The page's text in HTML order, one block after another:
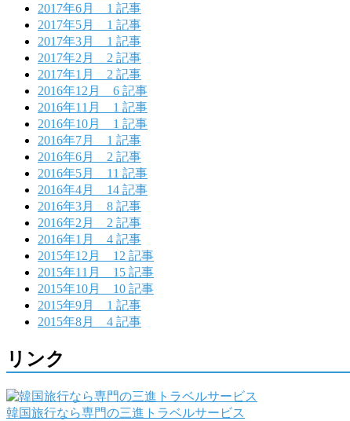
2017年6月 1 記事
2017年5月 1 記事
2017年3月 1 記事
2017年2月 2 記事
2017年1月 2 記事
2016年12月 6 記事
2016年11月 1 記事
2016年10月 1 記事
2016年7月 1 記事
2016年6月 2 記事
2016年5月 11 記事
2016年4月 14 記事
2016年3月 8 記事
2016年2月 2 記事
2016年1月 4 記事
2015年12月 12 記事
2015年11月 15 記事
2015年10月 10 記事
2015年9月 1 記事
2015年8月 4 記事
リンク
韓国旅行なら専門の三進トラベルサービス